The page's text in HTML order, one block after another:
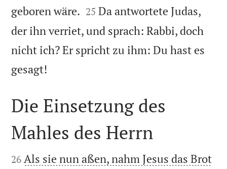
geboren wäre. 

25 Da antwortete Judas,
der ihn verriet, und sprach: Rabbi, doch
nicht ich? Er spricht zu ihm: Du hast es
gesagt!

Die Einsetzung des
Mahles des Herrn

26 Als sie nun aßen, nahm Jesus das Brot